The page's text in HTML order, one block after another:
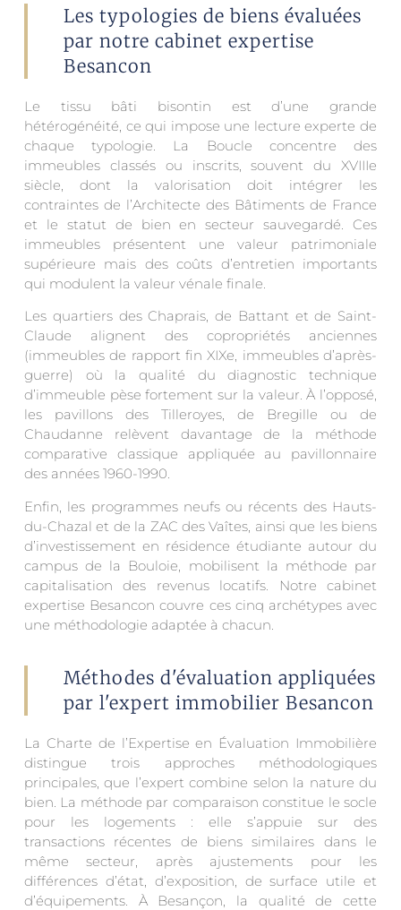
Les typologies de biens évaluées
par notre cabinet expertise
Besancon
Le tissu bâti bisontin est d’une grande
hétérogénéité, ce qui impose une lecture experte de
chaque typologie. La Boucle concentre des
immeubles classés ou inscrits, souvent du XVIIIe
siècle, dont la valorisation doit intégrer les
contraintes de l’Architecte des Bâtiments de France
et le statut de bien en secteur sauvegardé. Ces
immeubles présentent une valeur patrimoniale
supérieure mais des coûts d’entretien importants
qui modulent la valeur vénale finale.
Les quartiers des Chaprais, de Battant et de Saint-
Claude alignent des copropriétés anciennes
(immeubles de rapport fin XIXe, immeubles d’après-
guerre) où la qualité du diagnostic technique
d’immeuble pèse fortement sur la valeur. À l’opposé,
les pavillons des Tilleroyes, de Bregille ou de
Chaudanne relèvent davantage de la méthode
comparative classique appliquée au pavillonnaire
des années 1960-1990.
Enfin, les programmes neufs ou récents des Hauts-
du-Chazal et de la ZAC des Vaîtes, ainsi que les biens
d’investissement en résidence étudiante autour du
campus de la Bouloie, mobilisent la méthode par
capitalisation des revenus locatifs. Notre cabinet
expertise Besancon couvre ces cinq archétypes avec
une méthodologie adaptée à chacun.
Méthodes d'évaluation appliquées
par l'expert immobilier Besancon
La Charte de l’Expertise en Évaluation Immobilière
distingue trois approches méthodologiques
principales, que l’expert combine selon la nature du
bien. La méthode par comparaison constitue le socle
pour les logements : elle s’appuie sur des
transactions récentes de biens similaires dans le
même secteur, après ajustements pour les
différences d’état, d’exposition, de surface utile et
d’équipements. À Besançon, la qualité de cette